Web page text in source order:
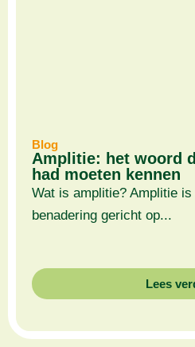
Blog
Amplitie: het woord
had moeten kennen
Wat is amplitie? Amplitie
benadering gericht op...
Lees